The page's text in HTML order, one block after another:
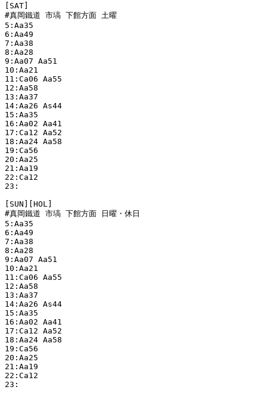
[SAT]
#真岡鐵道 市塙 下館方面 土曜
5:Aa35
6:Aa49
7:Aa38
8:Aa28
9:Aa07 Aa51
10:Aa21
11:Ca06 Aa55
12:Aa58
13:Aa37
14:Aa26 As44
15:Aa35
16:Aa02 Aa41
17:Ca12 Aa52
18:Aa24 Aa58
19:Ca56
20:Aa25
21:Aa19
22:Ca12
23:
[SUN][HOL]
#真岡鐵道 市塙 下館方面 日曜・休日
5:Aa35
6:Aa49
7:Aa38
8:Aa28
9:Aa07 Aa51
10:Aa21
11:Ca06 Aa55
12:Aa58
13:Aa37
14:Aa26 As44
15:Aa35
16:Aa02 Aa41
17:Ca12 Aa52
18:Aa24 Aa58
19:Ca56
20:Aa25
21:Aa19
22:Ca12
23: